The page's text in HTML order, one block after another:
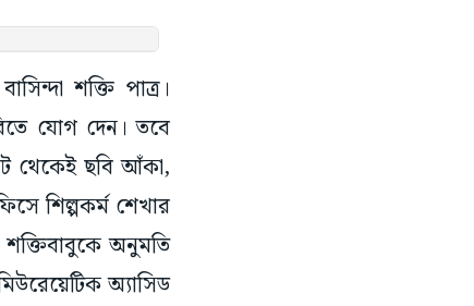
শক্তি পাত্র।
যোগ দেন। তবে
থেকেই ছবি আঁকা,
শিল্পকর্ম শেখার
অনুমতি
অ্যাসিড